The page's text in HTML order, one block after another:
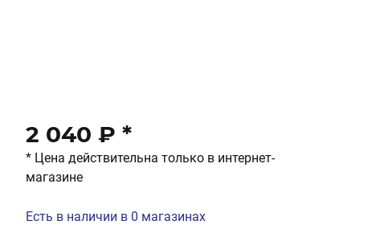
2 040 ₽ *
* Цена действительна только в интернет-
магазине
Есть в наличии в 0 магазинах